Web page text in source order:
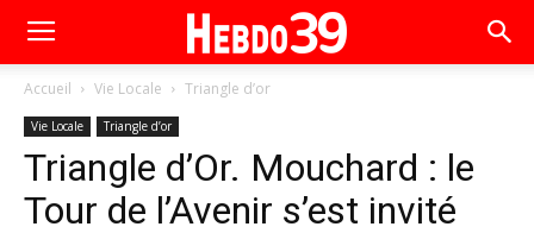
Accueil Vie Locale Triangle d’or
Vie Locale Triangle d’or
Triangle d’Or. Mouchard : le
Tour de l’Avenir s’est invité